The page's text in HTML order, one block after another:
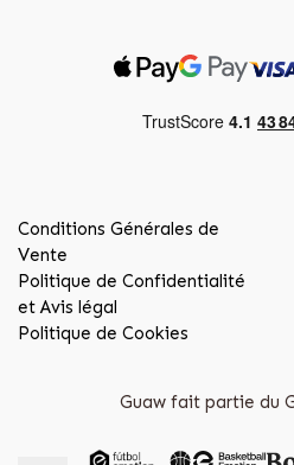
Conditions Générales de
Vente
Politique de Confidentialité
et Avis légal
Politique de Cookies
Guaw fait partie du